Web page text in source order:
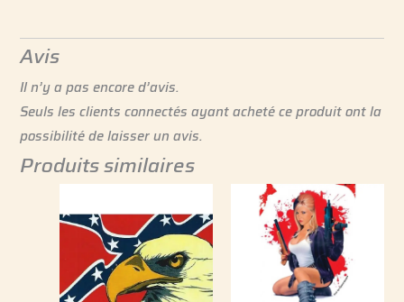
Avis
Il n’y a pas encore d’avis.
Seuls les clients connectés ayant acheté ce produit ont la
possibilité de laisser un avis.
Produits similaires